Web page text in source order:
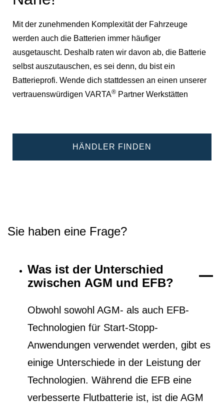
Mit der zunehmenden Komplexität der Fahrzeuge
werden auch die Batterien immer häufiger
ausgetauscht. Deshalb raten wir davon ab, die Batterie
selbst auszutauschen, es sei denn, du bist ein
Batterieprofi. Wende dich stattdessen an einen unserer
vertrauenswürdigen VARTA® Partner Werkstätten
HÄNDLER FINDEN
Sie haben eine Frage?
Was ist der Unterschied
zwischen AGM und EFB?
Obwohl sowohl AGM- als auch EFB-
Technologien für Start-Stopp-
Anwendungen verwendet werden, gibt es
einige Unterschiede in der Leistung der
Technologien. Während die EFB eine
verbesserte Flutbatterie ist, ist die AGM